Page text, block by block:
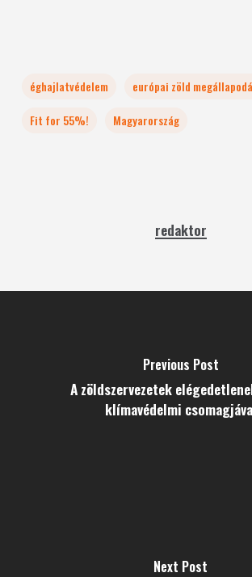
éghajlatvédelem
európai zöld
Fit for 55%!
Magyarország
redaktor
Previous Post
A zöldszervezetek
klímavédelmi
Next Post